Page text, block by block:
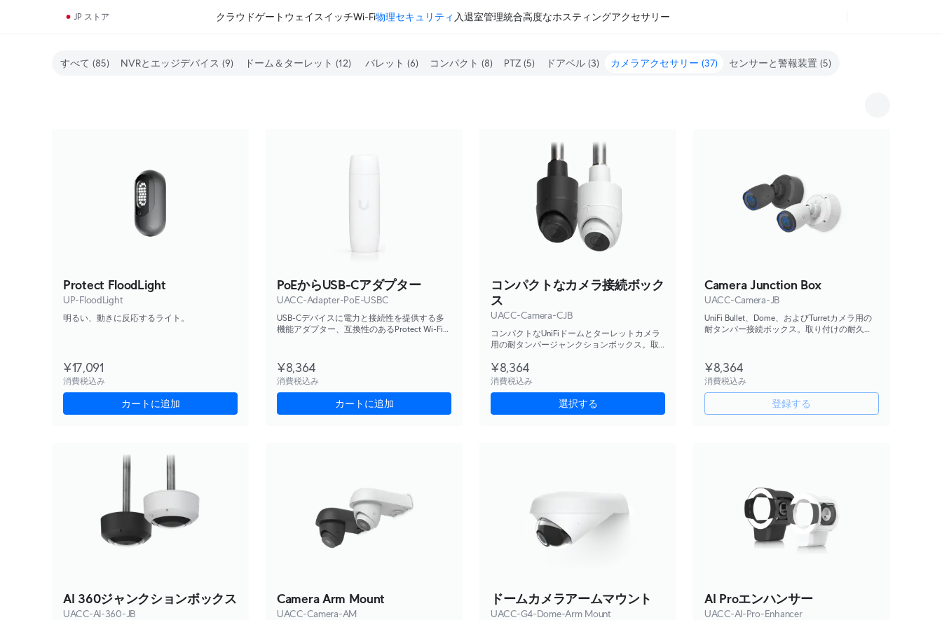
JP ストア クラウドゲートウェイ スイッチWi-Fi物理セキュリティ 入退室管理統合高度なホスティングアクセサリー
すべて (85) NVRとエッジデバイス (9) ドーム＆ターレット (12) バレット (6) コンパクト (8) PTZ (5) ドアベル (3) カメラアクセサリー (37) センサーと警報装置 (5)
Protect FloodLight
UP-FloodLight
明るい、動きに反応するライト。
¥17,091
消費税込み
カートに追加
PoEからUSB-Cアダプター
UACC-Adapter-PoE-USBC
USB-Cデバイスに電力と接続性を提供する多
機能アダプター、互換性のあるProtect Wi-Fiカ
¥8,364
消費税込み
カートに追加
コンパクトなカメラ接続ボック
ス
UACC-Camera-CJB
コンパクトなUniFiドームとターレットカメラ
用の耐タンパージャンクションボックス。取
の容易さを向上させます。
¥8,364
消費税込み
選択する
Camera Junction Box
UACC-Camera-JB
UniFi Bullet、Dome、およびTurretカメラ用の
耐タンパー接続ボックス。取り付けの耐久
¥8,364
消費税込み
登録する
AI 360ジャンクションボックス
UACC-AI-360-JB
Camera Arm Mount
UACC-Camera-AM
ドームカメラアームマウント
UACC-G4-Dome-Arm Mount
AI Proエンハンサー
UACC-AI-Pro-Enhancer